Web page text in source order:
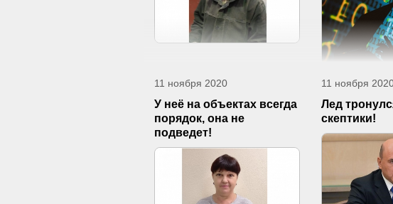
11 ноября 2020
У неё на объектах всегда
порядок, она не
подведет!
11 ноября
Лед
скептики!